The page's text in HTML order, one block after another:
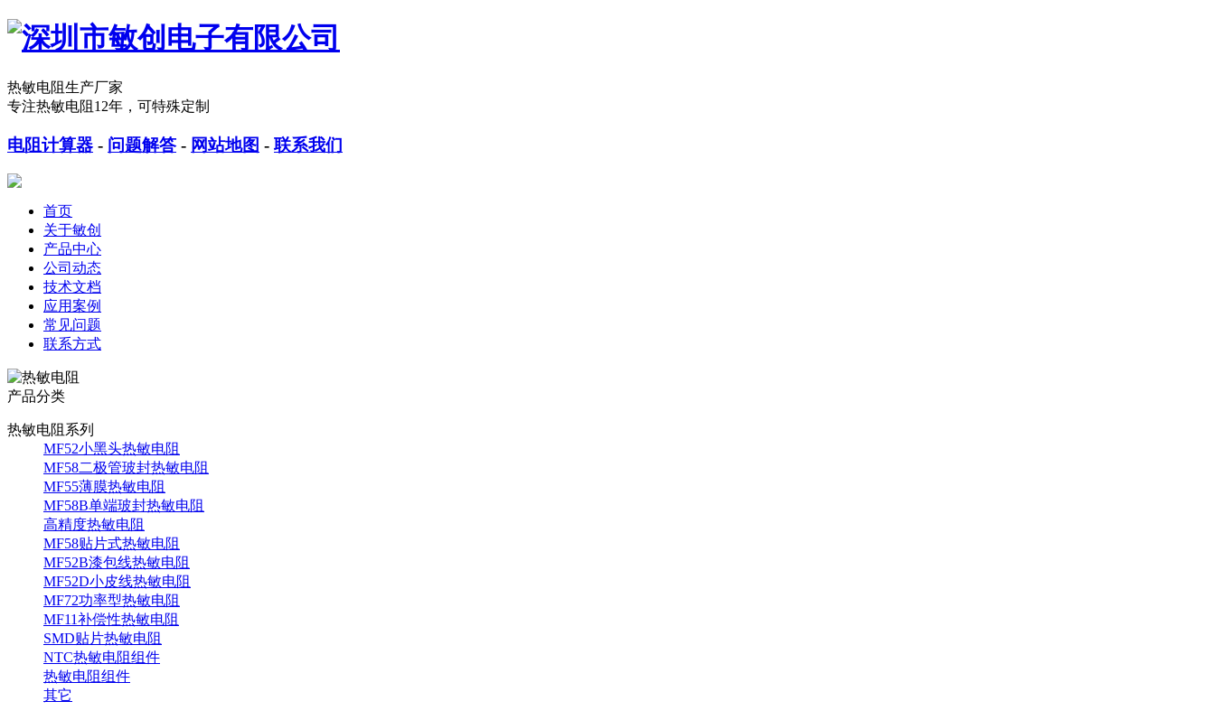
热敏电阻生产厂家
专注热敏电阻12年，可特殊定制
电阻计算器 - 问题解答 - 网站地图 - 联系我们
首页
关于敏创
产品中心
公司动态
技术文档
应用案例
常见问题
联系方式
产品分类
热敏电阻系列
MF52小黑头热敏电阻
MF58二极管玻封热敏电阻
MF55薄膜热敏电阻
MF58B单端玻封热敏电阻
高精度热敏电阻
MF58贴片式热敏电阻
MF52B漆包线热敏电阻
MF52D小皮线热敏电阻
MF72功率型热敏电阻
MF11补偿性热敏电阻
SMD贴片热敏电阻
NTC热敏电阻组件
热敏电阻组件
其它